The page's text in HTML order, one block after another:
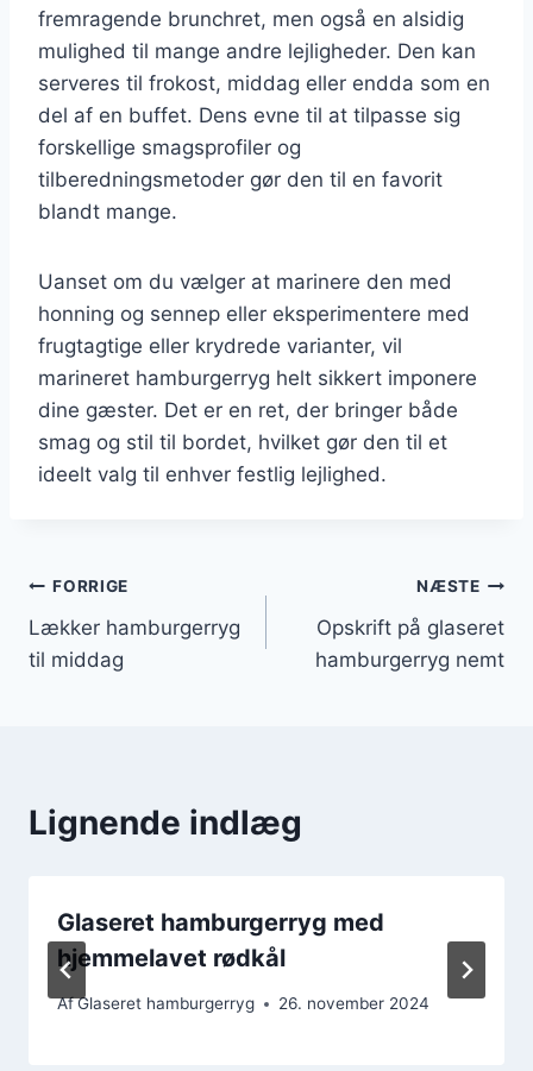
fremragende brunchret, men også en alsidig
mulighed til mange andre lejligheder. Den kan
serveres til frokost, middag eller endda som en
del af en buffet. Dens evne til at tilpasse sig
forskellige smagsprofiler og
tilberedningsmetoder gør den til en favorit
blandt mange.
Uanset om du vælger at marinere den med
honning og sennep eller eksperimentere med
frugtagtige eller krydrede varianter, vil
marineret hamburgerryg helt sikkert imponere
dine gæster. Det er en ret, der bringer både
smag og stil til bordet, hvilket gør den til et
ideelt valg til enhver festlig lejlighed.
Indlægsnavigation
FORRIGE
Lækker hamburgerryg
til middag
NÆSTE
Opskrift på glaseret
hamburgerryg nemt
Lignende indlæg
Glaseret hamburgerryg med
hjemmelavet rødkål
AfGlaseret hamburgerryg 26. november 2024